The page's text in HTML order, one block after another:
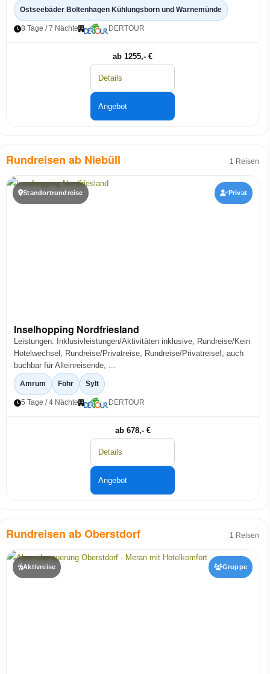
Ostseebäder Boltenhagen Kühlungsborn und Warnemünde
8 Tage / 7 Nächte DERTOUR
ab 1255,- €
Details
Angebot
Rundreisen ab Niebüll 1 Reisen
Standortrundreise Privat
Inselhopping Nordfriesland
Leistungen: Inklusivleistungen/Aktivitäten inklusive, Rundreise/Kein
Hotelwechsel, Rundreise/Privatreise, Rundreise/Privatreise!, auch
buchbar für Alleinreisende, ...
Amrum Föhr Sylt
5 Tage / 4 Nächte DERTOUR
ab 678,- €
Details
Angebot
Rundreisen ab Oberstdorf 1 Reisen
Aktivreise Gruppe